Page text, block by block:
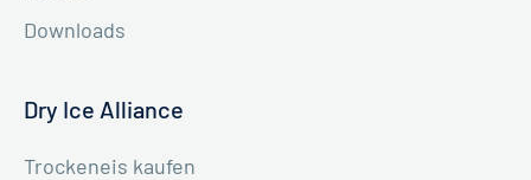
Downloads
Dry Ice Alliance
Trockeneis kaufen